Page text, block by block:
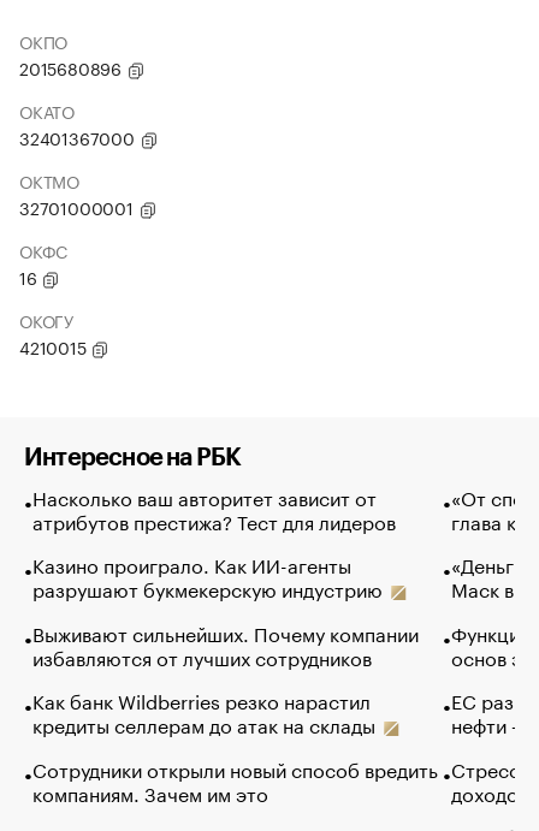
ОКПО
2015680896
ОКАТО
32401367000
ОКТМО
32701000001
ОКФС
16
ОКОГУ
4210015
Интересное на РБК
Насколько ваш авторитет зависит от
атрибутов престижа? Тест для лидеров
Казино проиграло. Как ИИ-агенты
разрушают букмекерскую индустрию
Выживают сильнейших. Почему компании
избавляются от лучших сотрудников
Как банк Wildberries резко нарастил
кредиты селлерам до атак на склады
Сотрудники открыли новый способ вредить
компаниям. Зачем им это
«От
глава
«Деньги
Маск в
Функции
основ
ЕС
нефти —
Стресс
доходов